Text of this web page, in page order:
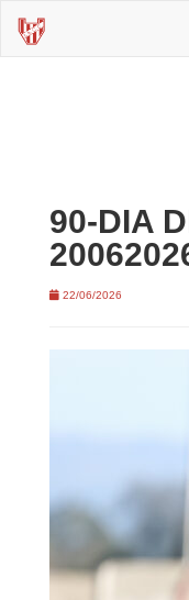
90-DIA
22/06/2026